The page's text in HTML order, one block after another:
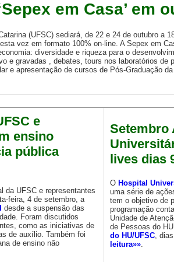
em Casa’ em
(UFSC) sediará, de 22 e 24 de outubro a
vez em formato 100% on-line. A Sepex em
diversidade e riqueza para o
e gravadas , debates, tours nos laboratórios de
e apresentação de cursos de Pós-Graduação
e
ensino
pública
da UFSC e representantes
feira, 4 de setembro, a
desde a suspensão das
Foram discutidos
como as iniciativas de
de auxílio. Também foi
de ensino não
Setembro
lives dias
O Hospital
uma série de
tem o objetivo de
programação
Unidade de
de Pessoas do
do HU/UFSC,
leitura»».